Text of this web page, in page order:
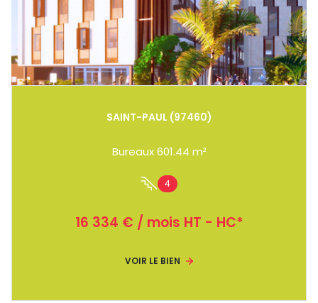
SAINT-PAUL (97460)
Bureaux 601.44 m²
4
16 334 € / mois HT - HC*
VOIR LE BIEN